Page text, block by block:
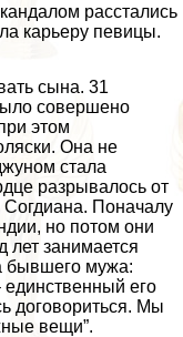
расстались
карьеру певицы.
сына. 31
совершено
этом
Она не
стала
разрывалось от
Поначалу
но потом они
лет занимается
бывшего мужа:
его
договориться. Мы
вещи”.